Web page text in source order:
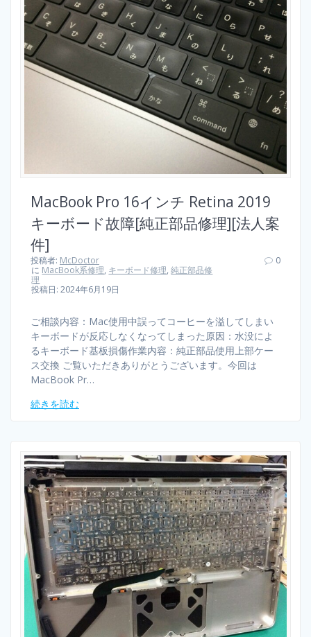
MacBook Pro 16インチ Retina 2019
キーボード故障[純正部品修理][法人案
件]
投稿者: McDoctor
に MacBook系修理, キーボード修理,純正部品修
理
投稿日: 2024年6月19日
0
ご相談内容：Mac使用中誤ってコーヒーを溢してしまい
キーボードが反応しなくなってしまった原因：水没によ
るキーボード基板損傷作業内容：純正部品使用上部ケー
ス交換 ご覧いただきありがとうございます。今回は
MacBook Pr…
続きを読む